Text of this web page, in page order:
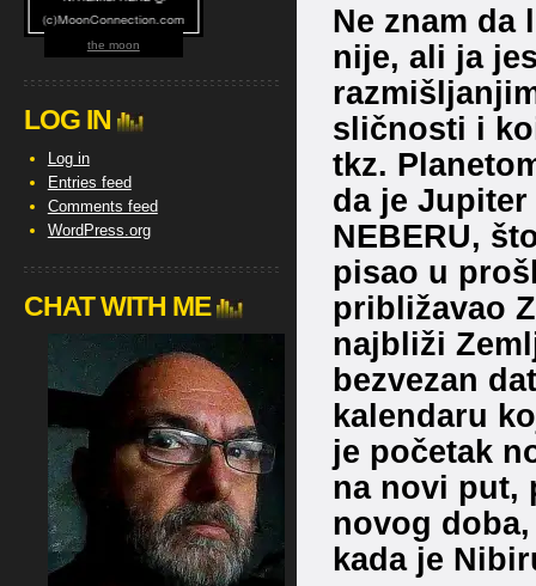
Ne znam
nije, ali ja
sličnosti i
tkz.
da je
NEBERU,
pisao u
približavao
najbliži
bezvezan
kalendaru
je početak
na novi put,
novog doba,
kada je
the moon
LOG IN
Log in
Entries feed
Comments feed
WordPress.org
CHAT WITH ME